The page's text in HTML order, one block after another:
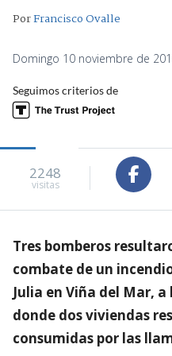
PorFrancisco Ovalle
Domingo 10 noviembre de
Seguimos criterios de
2248
visitas
Tres bomberos
combate de un
Julia en Viña del Mar,
donde dos viviendas
consumidas por las